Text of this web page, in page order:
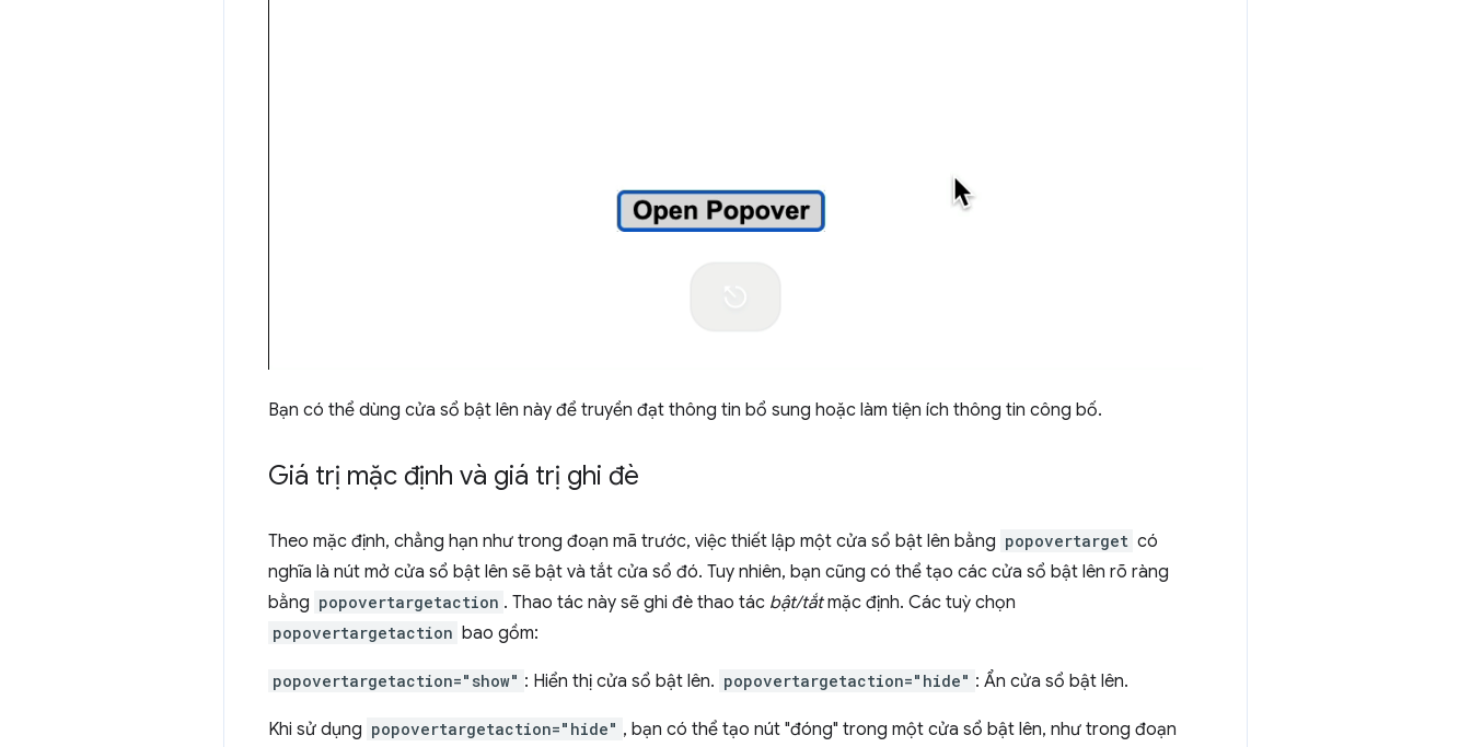
Bạn có thể dùng cửa sổ bật lên này để truyền đạt thông tin bổ sung hoặc làm tiện ích thông tin công bố.
Giá trị mặc định và giá trị ghi đè
Theo mặc định, chẳng hạn như trong đoạn mã trước, việc thiết lập một cửa sổ bật lên bằng popovertarget có
nghĩa là nút mở cửa sổ bật lên sẽ bật và tắt cửa sổ đó. Tuy nhiên, bạn cũng có thể tạo các cửa sổ bật lên rõ ràng
bằng popovertargetaction . Thao tác này sẽ ghi đè thao tác bật/tắtmặc định. Các tuỳ chọn
popovertargetaction bao gồm:
popovertargetaction="show" : Hiển thị cửa sổ bật lên. popovertargetaction="hide" : Ẩn cửa sổ bật lên.
Khi sử dụng popovertargetaction="hide" , bạn có thể tạo nút "đóng" trong một cửa sổ bật lên, như trong đoạn